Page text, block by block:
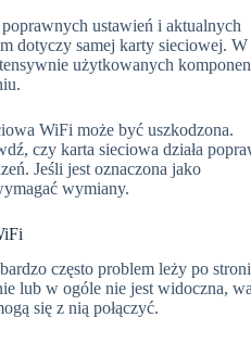
ustawień i aktualnych
dotyczy samej karty sieciowej. W
użytkowanych
WiFi może być uszkodzona.
czy karta sieciowa działa
Jeśli jest oznaczona jako
wymiany.
często problem leży po
lub w ogóle nie jest widoczna,
się z nią połączyć.